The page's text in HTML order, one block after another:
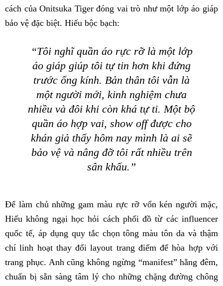
cách của Onitsuka Tiger đóng vai trò như một lớp áo giáp
bảo vệ đặc biệt. Hiếu bộc bạch:
“Tôi nghĩ quần áo rực rỡ là một lớp
áo giáp giúp tôi tự tin hơn khi đứng
trước ống kính. Bản thân tôi vẫn là
một người mới, kinh nghiệm chưa
nhiều và đôi khi còn khá tự ti. Một bộ
quần áo hợp vai, show off được cho
khán giả thấy hôm nay mình là ai sẽ
bảo vệ và nâng đỡ tôi rất nhiều trên
sân khấu.”
Để làm chủ những gam màu rực rỡ vốn kén người mặc,
Hiếu không ngại học hỏi cách phối đồ từ các influencer
quốc tế, áp dụng quy tắc chọn tông màu tôn da và thậm
chí linh hoạt thay đổi layout trang điểm để hòa hợp với
trang phục. Anh cũng không ngừng “manifest” hằng đêm,
chuẩn bị sẵn sàng tâm lý cho những chặng đường chông